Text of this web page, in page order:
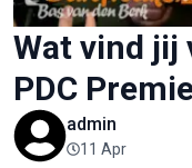
Wat vind jij
PDC
admin
11 Apr